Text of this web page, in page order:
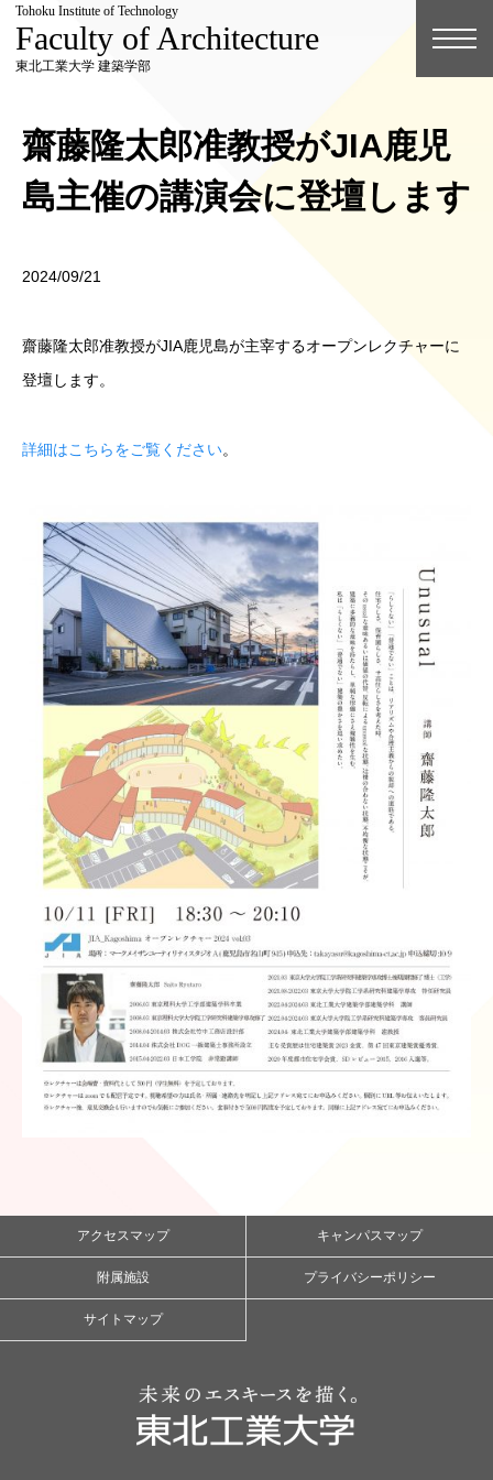
Tohoku Institute of Technology
Faculty of Architecture
東北工業大学 建築学部
齋藤隆太郎准教授がJIA鹿児
島主催の講演会に登壇します
2024/09/21
齋藤隆太郎准教授がJIA鹿児島が主宰するオープンレクチャーに
登壇します。
詳細はこちらをご覧ください。
アクセスマップ キャンパスマップ
附属施設 プライバシーポリシー
サイトマップ